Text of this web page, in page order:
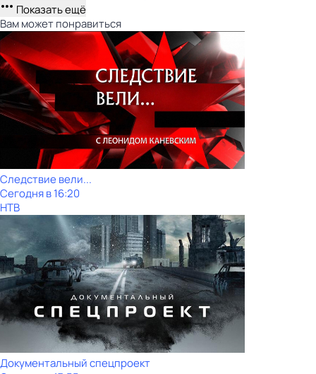
Показать ещё
Вам может понравиться
Следствие вели...
Сегодня в 16:20
НТВ
Документальный спецпроект